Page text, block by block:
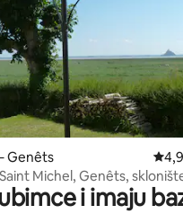
5, recenzija: 152
Genêts
Michel, Genêts,
i imaju